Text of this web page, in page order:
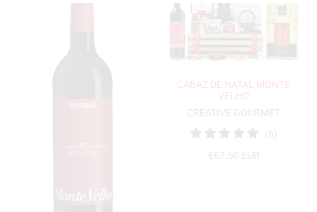
CABAZ DE NATAL MONTE
VELHO
CREATIVE GOURMET
(6)
€67.50 EUR